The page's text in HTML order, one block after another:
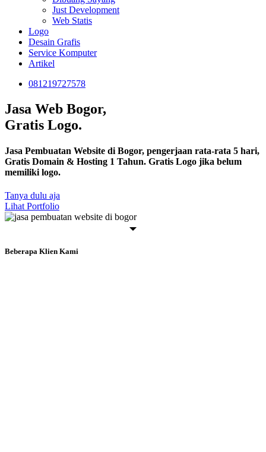
Just Development
Web Statis
Logo
Desain Grafis
Service Komputer
Artikel
081219727578
Jasa Web Bogor,
Gratis Logo.
Jasa Pembuatan Website di Bogor, pengerjaan rata-rata 5 hari,
Gratis Domain & Hosting 1 Tahun. Gratis Logo jika belum
memiliki logo.
Tanya dulu aja
Lihat Portfolio
Beberapa Klien Kami